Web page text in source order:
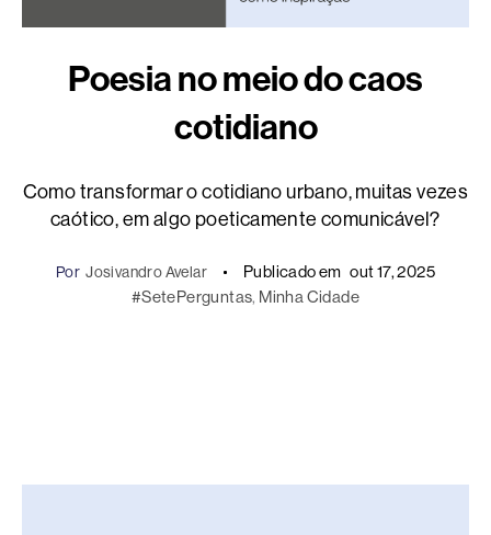
Poesia no meio do caos
cotidiano
Como transformar o cotidiano urbano, muitas vezes
caótico, em algo poeticamente comunicável?
Por Josivandro Avelar Publicado em out 17, 2025
#SetePerguntas, Minha Cidade